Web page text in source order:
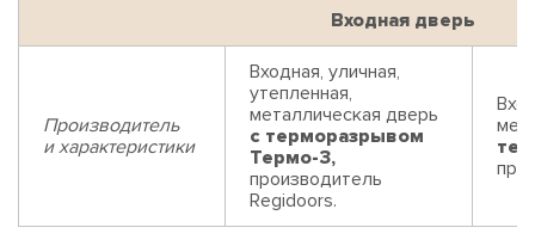
Входная дверь
Производитель
и характеристики
Входная, уличная,
утепленная,
металлическая дверь
с терморазрывом
Термо-3,
производитель
Regidoors.